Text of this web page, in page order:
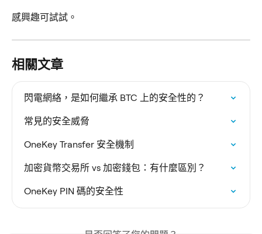
感興趣可試試。
相關文章
閃電網絡，是如何繼承 BTC 上的安全性的？
常見的安全威脅
OneKey Transfer 安全機制
加密貨幣交易所 vs 加密錢包：有什麼區別？
OneKey PIN 碼的安全性